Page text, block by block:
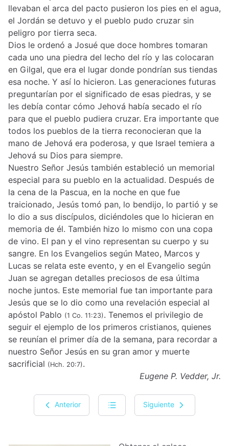
llevaban el arca del pacto pusieron los pies en el agua,
el Jordán se detuvo y el pueblo pudo cruzar sin
peligro por tierra seca.
Dios le ordenó a Josué que doce hombres tomaran
cada uno una piedra del lecho del río y las colocaran
en Gilgal, que era el lugar donde pondrían sus tiendas
esa noche. Y así lo hicieron. Las generaciones futuras
preguntarían por el significado de esas piedras, y se
les debía contar cómo Jehová había secado el río
para que el pueblo pudiera cruzar. Era importante que
todos los pueblos de la tierra reconocieran que la
mano de Jehová era poderosa, y que Israel temiera a
Jehová su Dios para siempre.
Nuestro Señor Jesús también estableció un memorial
especial para su pueblo en la actualidad. Después de
la cena de la Pascua, en la noche en que fue
traicionado, Jesús tomó pan, lo bendijo, lo partió y se
lo dio a sus discípulos, diciéndoles que lo hicieran en
memoria de él. También hizo lo mismo con una copa
de vino. El pan y el vino representan su cuerpo y su
sangre. En los Evangelios según Mateo, Marcos y
Lucas se relata este evento, y en el Evangelio según
Juan se agregan detalles preciosos de esa última
noche juntos. Este memorial fue tan importante para
Jesús que se lo dio como una revelación especial al
apóstol Pablo (1 Co. 11:23). Tenemos el privilegio de
seguir el ejemplo de los primeros cristianos, quienes
se reunían el primer día de la semana, para recordar a
nuestro Señor Jesús en su gran amor y muerte
sacrificial (Hch. 20:7).
Eugene P. Vedder, Jr.
Anterior Siguiente